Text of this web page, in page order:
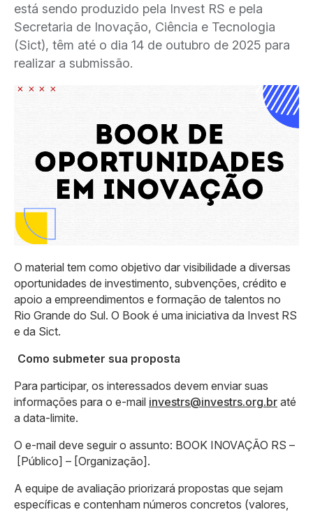
está sendo produzido pela Invest RS e pela
Secretaria de Inovação, Ciência e Tecnologia
(Sict), têm até o dia 14 de outubro de 2025 para
realizar a submissão.
O material tem como objetivo dar visibilidade a diversas
oportunidades de investimento, subvenções, crédito e
apoio a empreendimentos e formação de talentos no
Rio Grande do Sul. O Book é uma iniciativa da Invest RS
e da Sict.
Como submeter sua proposta
Para participar, os interessados devem enviar suas
informações para o e-mail investrs@investrs.org.br até
a data-limite.
O e-mail deve seguir o assunto: BOOK INOVAÇÃO RS –
[Público] – [Organização].
A equipe de avaliação priorizará propostas que sejam
específicas e contenham números concretos (valores,